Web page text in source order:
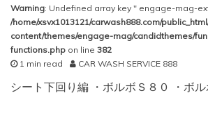
Warning: Undefined array key " engage-mag-
/home/xsvx1013121/carwash888.com/
content/themes/engage-mag/candidthemes/
functions.php on line 382
1 min read
CAR WASH SERVICE 888
シート下回り編 ・ボルボＳ８０ ・ボル